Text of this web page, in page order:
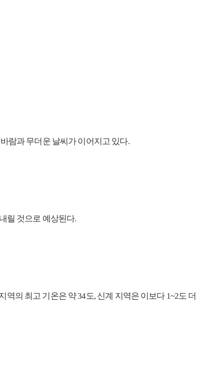
람과 무더운 날씨가 이어지고 있다.
릴 것으로 예상된다.
의 최고 기온은 약 34도, 신계 지역은 이보다 1~2도 더